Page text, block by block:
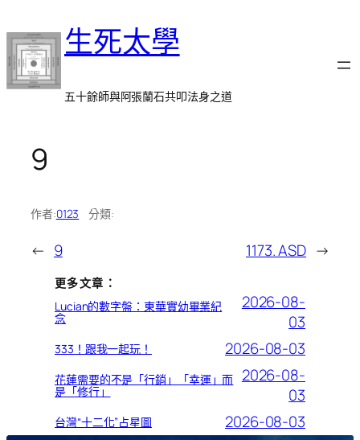
至
主
要
內
生死太學
五十餘師與阿張蘭石共叩法身之道
9
作者:0123 分類:
← 9 1173. ASD →
更多文章：
Lucian的數字盤：東華實幼畢業紀
念
2026-08-
03
333！跟我一起玩！ 2026-08-03
花蓮需要的不是「行銷」「幸運」而
是「修行」
2026-08-
03
台灣“十二化”占星圖 2026-08-03